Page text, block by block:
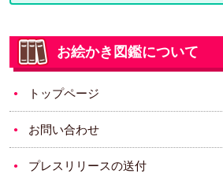
お絵かき図鑑について
トップページ
お問い合わせ
プレスリリースの送付